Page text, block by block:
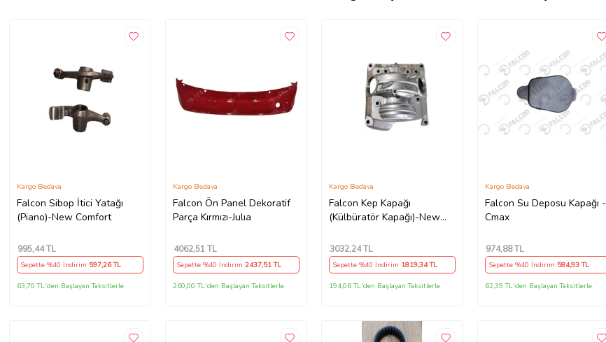
Falcon Sibop İtici Yatağı
(Piano)-New Comfort
Kargo Bedava
995,44 TL
Sepette %40 İndirim 597,26 TL
63,70 TL'den Başlayan Taksitlerle
Falcon Ön Panel Dekoratif
Parça Kırmızı-Julıa
Kargo Bedava
4062,51 TL
Sepette %40 İndirim 2437,51 TL
260,00 TL'den Başlayan Taksitlerle
Falcon Kep Kapağı
(Külbüratör Kapağı)-New
Kargo Bedava
3032,24 TL
Sepette %40 İndirim 1819,34 TL
194,06 TL'den Başlayan Taksitlerle
Falcon Su Deposu Kapağı -
Cmax
Kargo Bedava
974,88 TL
Sepette %40 İndirim 584,93 TL
62,39 TL'den Başlayan Taksitlerle